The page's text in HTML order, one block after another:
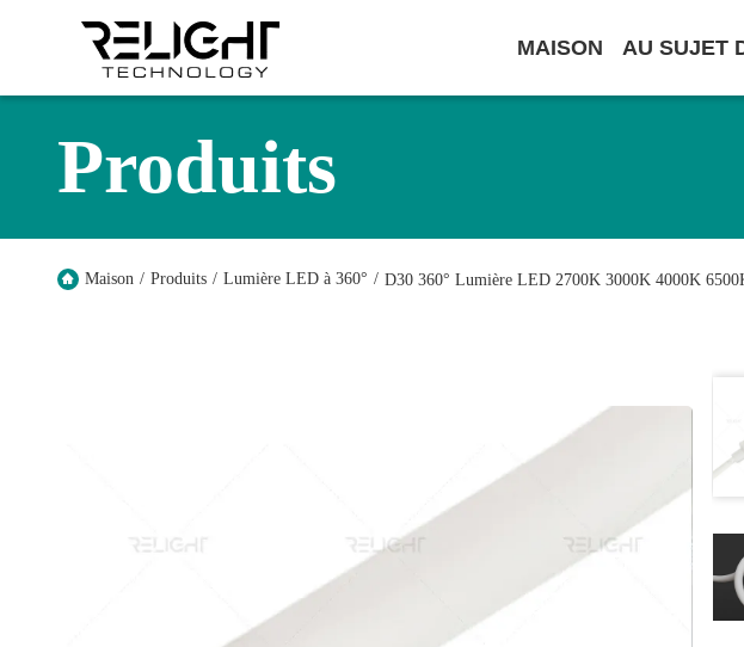
MAISON AU SUJET
Produits
Maison / Produits / Lumière LED à 360° / D30 360° Lumière LED 2700K 3000K 4000K